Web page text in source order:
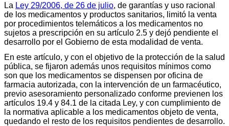
La Ley 29/2006, de 26 de julio, de garantías y uso racional
de los medicamentos y productos sanitarios, limitó la venta
por procedimientos telemáticos a los medicamentos no
sujetos a prescripción en su artículo 2.5 y dejó pendiente el
desarrollo por el Gobierno de esta modalidad de venta.
En este artículo, y con el objetivo de la protección de la salud
pública, se fijaron además unos requisitos mínimos como
son que los medicamentos se dispensen por oficina de
farmacia autorizada, con la intervención de un farmacéutico,
previo asesoramiento personalizado conforme previenen los
artículos 19.4 y 84.1 de la citada Ley, y con cumplimiento de
la normativa aplicable a los medicamentos objeto de venta,
quedando el resto de los requisitos pendientes de desarrollo.